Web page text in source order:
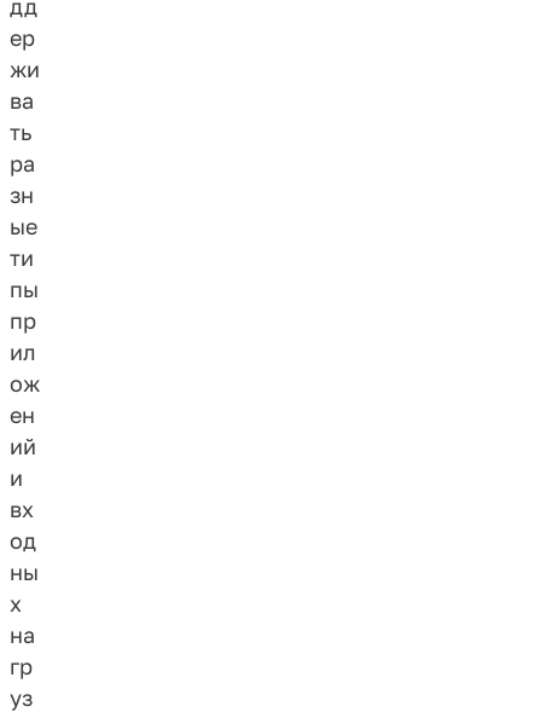
дд
ер
жи
ва
ть
ра
зн
ые
ти
пы
пр
ил
ож
ен
ий
и
вх
од
ны
х
на
гр
уз